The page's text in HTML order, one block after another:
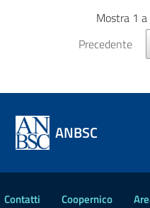
Mostra 1
Precedente
ANBSC
Contatti Coopernico